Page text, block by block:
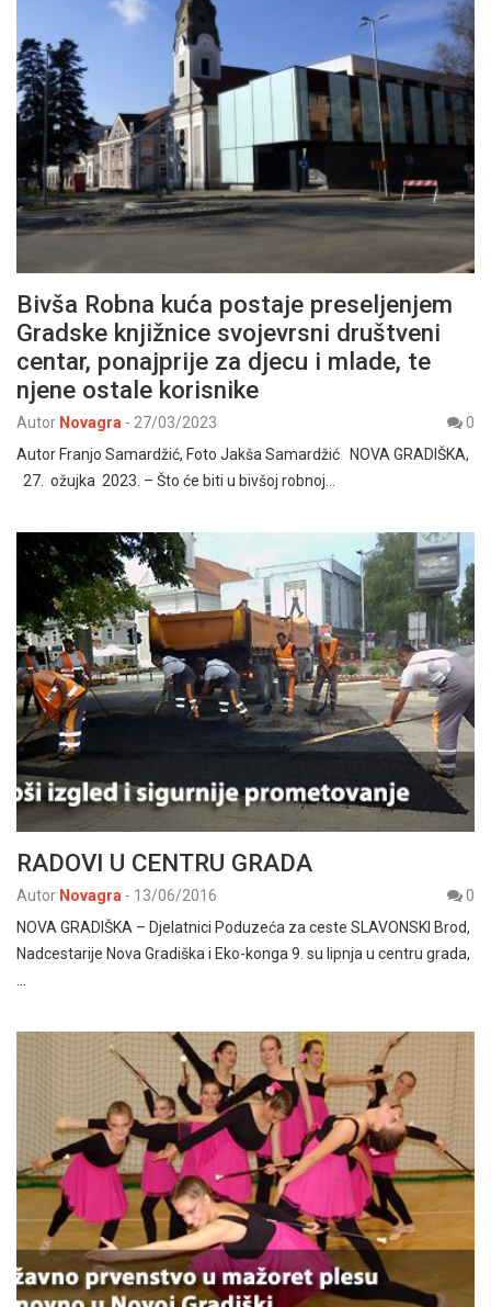
Bivša Robna kuća postaje preseljenjem
Gradske knjižnice svojevrsni društveni
centar, ponajprije za djecu i mlade, te
njene ostale korisnike
Autor Novagra - 27/03/2023
0
Autor Franjo Samardžić, Foto Jakša Samardžić NOVA GRADIŠKA,
27. ožujka 2023. – Što će biti u bivšoj robnoj…
RADOVI U CENTRU GRADA
Autor Novagra - 13/06/2016
0
NOVA GRADIŠKA – Djelatnici Poduzeća za ceste SLAVONSKI Brod,
Nadcestarije Nova Gradiška i Eko-konga 9. su lipnja u centru grada,